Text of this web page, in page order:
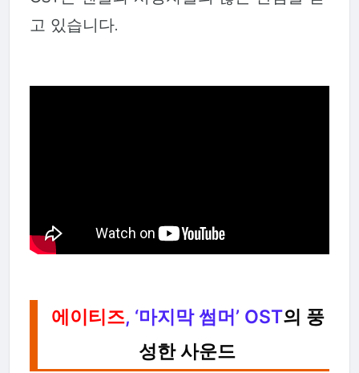
고 있습니다.
에이티즈, ‘마지막 썸머’ OST의 풍
성한 사운드